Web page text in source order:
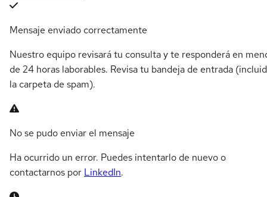
Mensaje enviado correctamente
Nuestro equipo revisará tu consulta y te responderá en
de 24 horas laborables. Revisa tu bandeja de entrada
la carpeta de spam).
No se pudo enviar el mensaje
Ha ocurrido un error. Puedes intentarlo de nuevo o
contactarnos por LinkedIn.